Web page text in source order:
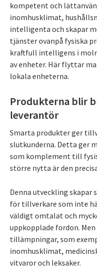
kompetent och
inomhusklimat,
intelligenta och skapar
tjänster ovanpå fysiska
kraftfull intelligens i
av enheter. Här flyttar
lokala enheterna.
Produkterna blir
leverantör
Smarta produkter ger
slutkunderna. Detta ger
som komplement till
större nytta är den
Denna utveckling
för tillverkare som inte
väldigt omtalat och
uppkopplade fordon.
tillämpningar, som
inomhusklimat,
vitvaror och leksaker.